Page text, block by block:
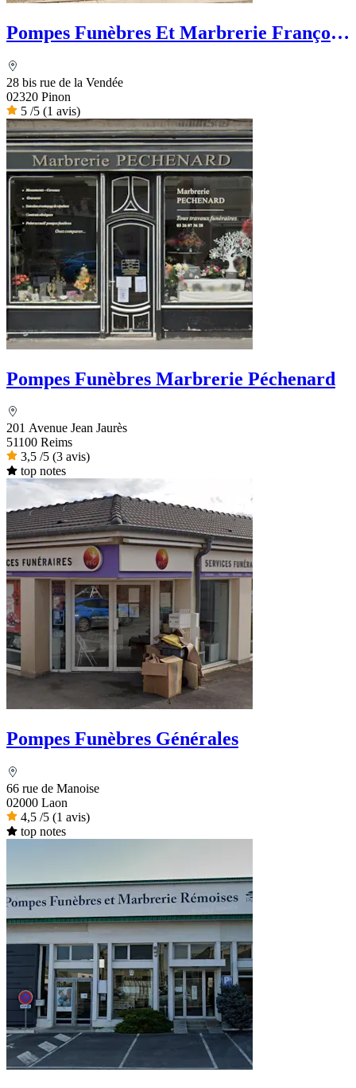
Pompes Funèbres Et Marbrerie François
28 bis rue de la Vendée
02320 Pinon
5 /5 (1 avis)
Pompes Funèbres Marbrerie Péchenard
201 Avenue Jean Jaurès
51100 Reims
3,5 /5 (3 avis)
top notes
Pompes Funèbres Générales
66 rue de Manoise
02000 Laon
4,5 /5 (1 avis)
top notes